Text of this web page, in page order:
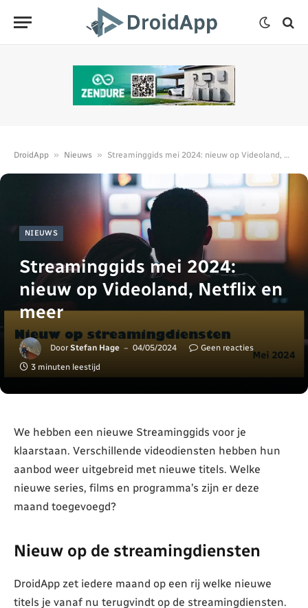
DroidApp » Nieuws » Streaminggids mei 2024: nieuw op Videoland, Netflix en meer
NIEUWS
Streaminggids mei 2024:
nieuw op Videoland, Netflix en
meer
Door Stefan Hage 04/05/2024
Geen reacties
3 minuten leestijd
We hebben een nieuwe Streaminggids voor je
klaarstaan. Verschillende videodiensten hebben hun
aanbod weer uitgebreid met nieuwe titels. Welke
nieuwe series, films en programma’s zijn er deze
maand toegevoegd?
Nieuw op de streamingdiensten
DroidApp zet iedere maand op een rij welke nieuwe
titels je vanaf nu terugvindt op de streamingdiensten.